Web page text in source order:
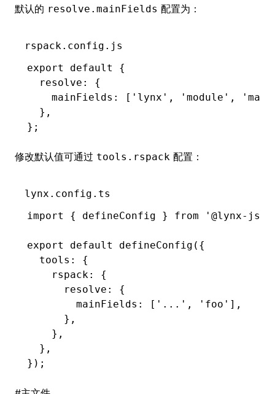
默认的 resolve.mainFields 配置为：
rspack.config.js
export
default
{
  resolve
:
{
    mainFields
: [ 'lynx' , 'module' ,
  }
,
};
修改默认值可通过 tools.rspack 配置：
lynx.config.ts
import
{ defineConfig } from '@lynx-js/
export default defineConfig ({
  tools
:
{
    rspack
:
{
      resolve
:
{
        mainFields
: [ '...' , 'foo' ] ,
      }
,
    }
,
  }
,
});